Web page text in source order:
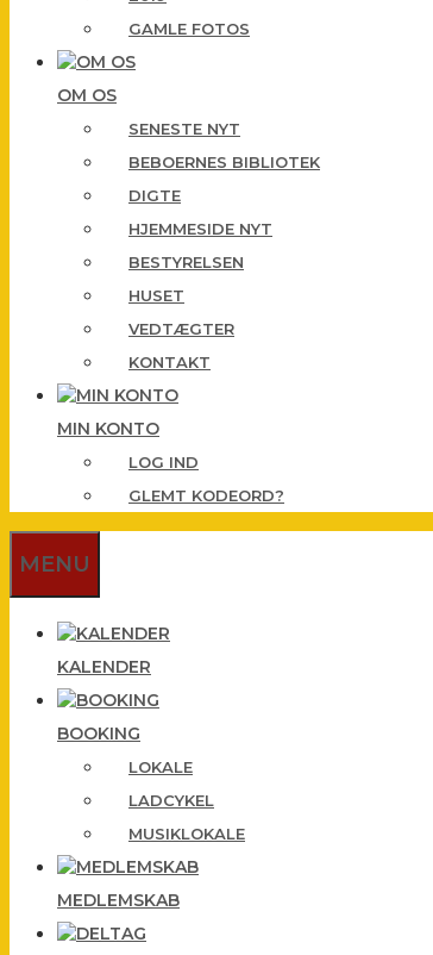
GAMLE FOTOS
OM OS
SENESTE NYT
BEBOERNES BIBLIOTEK
DIGTE
HJEMMESIDE NYT
BESTYRELSEN
HUSET
VEDTÆGTER
KONTAKT
MIN KONTO
LOG IND
GLEMT KODEORD?
MENU
KALENDER
BOOKING
LOKALE
LADCYKEL
MUSIKLOKALE
MEDLEMSKAB